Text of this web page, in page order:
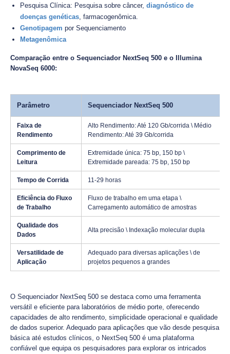
Pesquisa Clínica: Pesquisa sobre câncer, diagnóstico de
doenças genéticas, farmacogenômica.
Genotipagem por Sequenciamento
Metagenômica
Comparação entre o Sequenciador NextSeq 500 e o Illumina
NovaSeq 6000:
Parâmetro Sequenciador NextSeq 500
Faixa de
Rendimento
Alto Rendimento: Até 120 Gb/corrida \ Médio
Rendimento: Até 39 Gb/corrida
Comprimento de
Leitura
Extremidade única: 75 bp, 150 bp \
Extremidade pareada: 75 bp, 150 bp
Tempo de Corrida 11-29 horas
Eficiência do Fluxo
de Trabalho
Fluxo de trabalho em uma etapa \
Carregamento automático de amostras
Qualidade dos
Dados
Alta precisão \ Indexação molecular dupla
Versatilidade de
Aplicação
Adequado para diversas aplicações \ de
projetos pequenos a grandes
O Sequenciador NextSeq 500 se destaca como uma ferramenta
versátil e eficiente para laboratórios de médio porte, oferecendo
capacidades de alto rendimento, simplicidade operacional e qualidade
de dados superior. Adequado para aplicações que vão desde pesquisa
básica até estudos clínicos, o NextSeq 500 é uma plataforma
confiável que equipa os pesquisadores para explorar os intricados